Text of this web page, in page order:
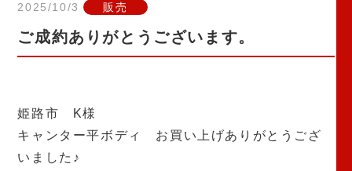
2025/10/3 販売
ご成約ありがとうございます。
姫路市 K様
キャンター平ボディ お買い上げありがとうござ
いました♪